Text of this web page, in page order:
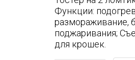
Функции:
размораживание,
поджаривания;
для крошек.